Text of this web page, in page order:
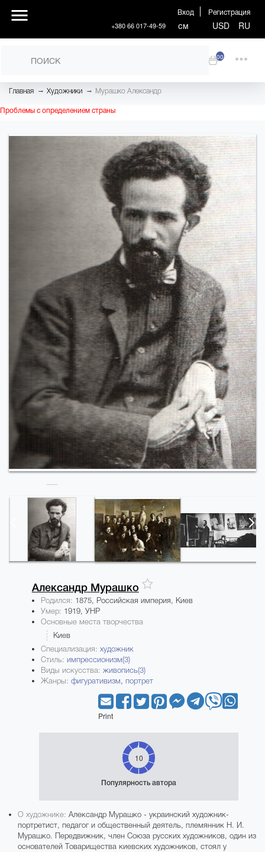
Вход Регистрация
+380 66 017-49-59 см USD RU
00
Главная → Художники → Мурашко Александр
Проблемы с определением страны
Александр Мурашко
Родился: 1875, Российская империя, Киев
Умер: 1919, УНР
Основные места творчества
Киев
Специализация: художник
Стиль: импрессионизм(3)
Виды искусства: живопись(3)
Жанры: фигуративизм, портрет
Print
10
Популярность автора
О художнике: Александр Мурашко - украинский художник-
портретист, педагог и общественный деятель, племянник Н. И.
Мурашко. Передвижник, член Союза русских художников, один из
основателей Товарищества киевских художников, стоял у